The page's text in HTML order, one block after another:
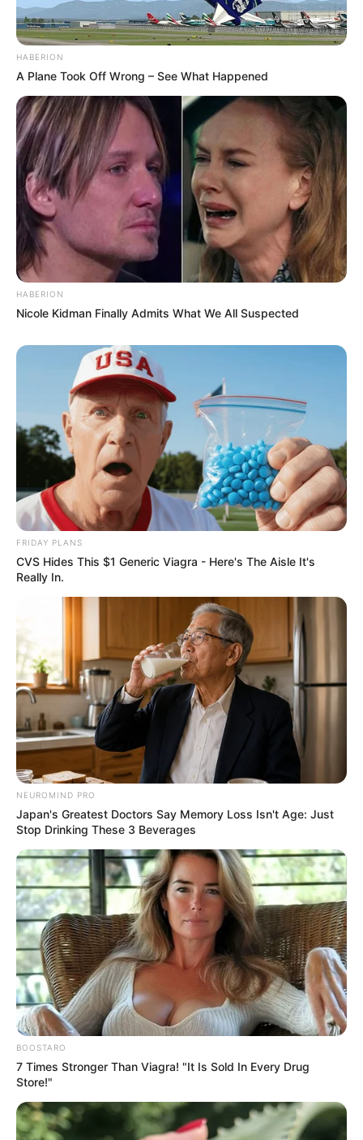
HABERION
A Plane Took Off Wrong – See What Happened
HABERION
Nicole Kidman Finally Admits What We All Suspected
FRIDAY PLANS
CVS Hides This $1 Generic Viagra - Here's The Aisle It's
Really In.
NEUROMIND PRO
Japan's Greatest Doctors Say Memory Loss Isn't Age: Just
Stop Drinking These 3 Beverages
BOOSTARO
7 Times Stronger Than Viagra! "It Is Sold In Every Drug
Store!"